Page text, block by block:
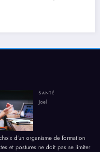
Joel